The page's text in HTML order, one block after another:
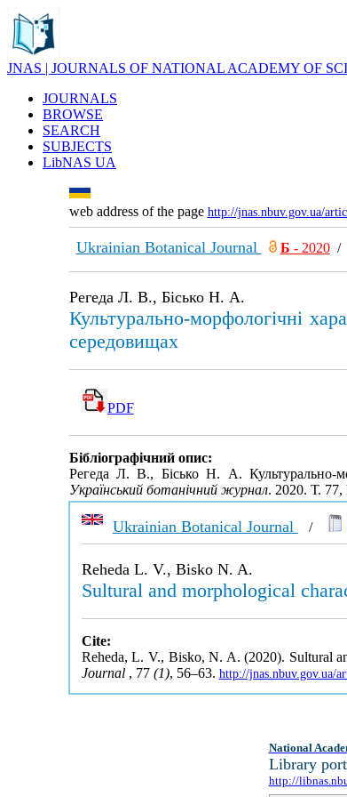
JNAS | JOURNALS OF NATIONAL ACADEMY OF
JOURNALS
BROWSE
SEARCH
SUBJECTS
LibNAS UA
web address of the page http://jnas.nbuv.gov.ua/
Ukrainian Botanical Journal Б - 2020/
Регеда Л. В., Бісько Н. А.
Культурально-морфологічні
середовищах
PDF
Бібліографічний опис:
Регеда Л. В., Бісько Н. А. Культурально-
Український ботанічний журнал. 2020. Т.
Ukrainian Botanical Journal /
Reheda L. V., Bisko N. A.
Sultural and morphological
Cite:
Reheda, L. V., Bisko, N. A. (2020). Sultural
Journal , 77 (1), 56–63. http://jnas.nbuv.gov.ua/
National
Library
http://